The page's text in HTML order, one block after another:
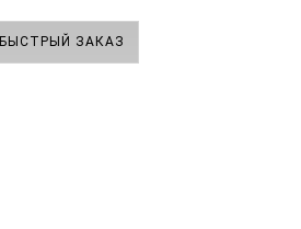
БЫСТРЫЙ ЗАКАЗ